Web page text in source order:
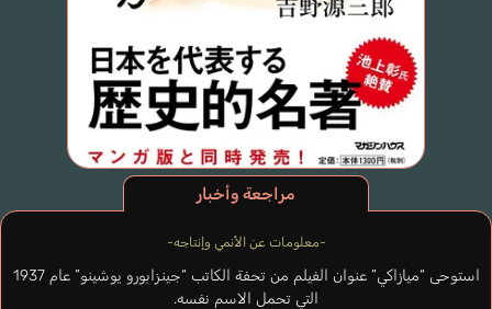
مراجعة وأخبار
-معلومات عن الأنمي وإنتاجه-
استوحى “ميازاكي” عنوان الفيلم من تحفة الكاتب “جينزابورو يوشينو” عام 1937
التي تحمل الاسم نفسه.